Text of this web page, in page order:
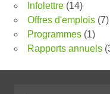
Infolettre (14)
Offres d'emplois (7)
Programmes (1)
Rapports annuels